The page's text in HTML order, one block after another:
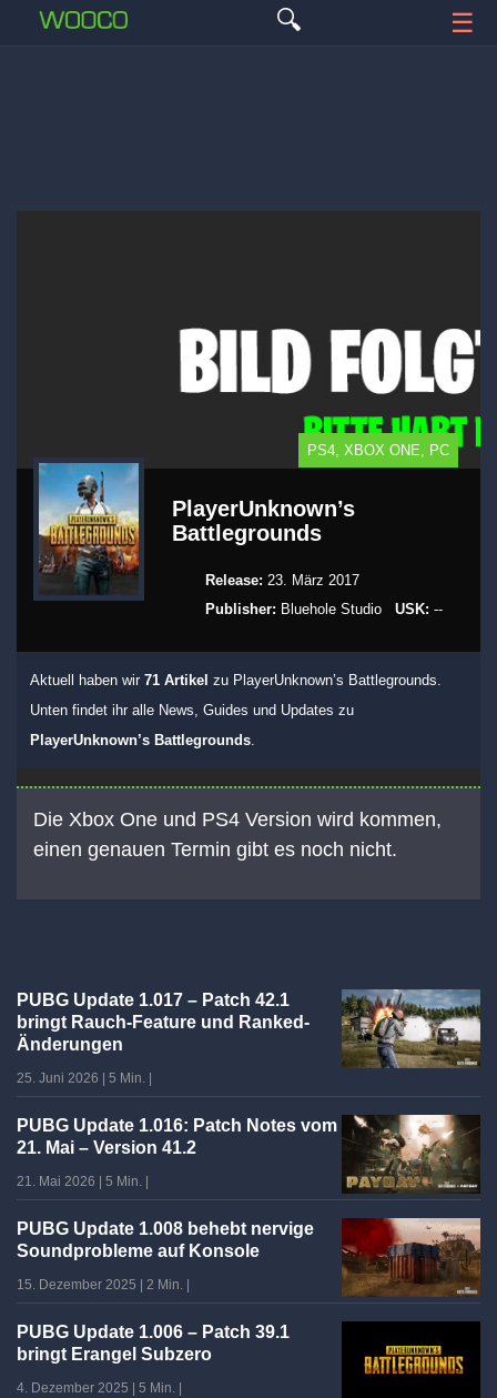
🔍 ☰
PS4, XBOX ONE, PC
PlayerUnknown’s
Battlegrounds
Release: 23. März 2017
Publisher: Bluehole Studio USK: --
Aktuell haben wir 71 Artikel zu PlayerUnknown’s Battlegrounds.
Unten findet ihr alle News, Guides und Updates zu
PlayerUnknown’s Battlegrounds.
Die Xbox One und PS4 Version wird kommen,
einen genauen Termin gibt es noch nicht.
PUBG Update 1.017 – Patch 42.1
bringt Rauch-Feature und Ranked-
Änderungen
25. Juni 2026 5 Min.
PUBG Update 1.016: Patch Notes vom
21. Mai – Version 41.2
21. Mai 2026 5 Min.
PUBG Update 1.008 behebt nervige
Soundprobleme auf Konsole
15. Dezember 2025 2 Min.
PUBG Update 1.006 – Patch 39.1
bringt Erangel Subzero
4. Dezember 2025 5 Min.